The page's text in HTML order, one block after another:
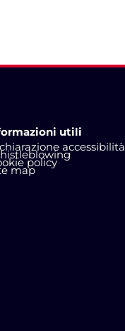
utili
accessibilità
policy
map